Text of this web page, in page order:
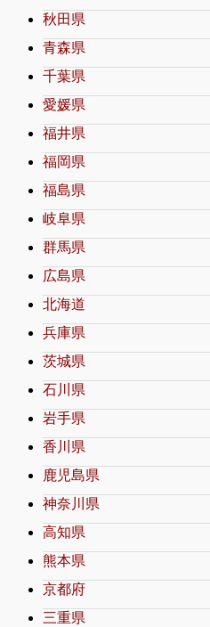
秋田県
青森県
千葉県
愛媛県
福井県
福岡県
福島県
岐阜県
群馬県
広島県
北海道
兵庫県
茨城県
石川県
岩手県
香川県
鹿児島県
神奈川県
高知県
熊本県
京都府
三重県